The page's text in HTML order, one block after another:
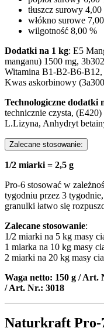
tłuszcz surowy 4,00
włókno surowe
wilgotność 8,00 %
Dodatki na 1 kg: E5
manganu) 1500 mg,
Witamina B1-B2-B6-B12,
Kwas askorbinowy
Technologiczne dodatki
technicznie czysta,
L.Lizyna, Anhydryt
Zalecane stosowanie:
1/2 miarki = 2,5 g
Pro-6 stosować w
tygodniu przez 3
granulki łatwo się
Zalecane stosowanie:
1/2 miarki na 5 kg masy
1 miarka na 10 kg masy
2 miarki na 20 kg masy
Waga netto: 150 g / Art.
/ Art. Nr.: 3018
Naturkraft Pro-